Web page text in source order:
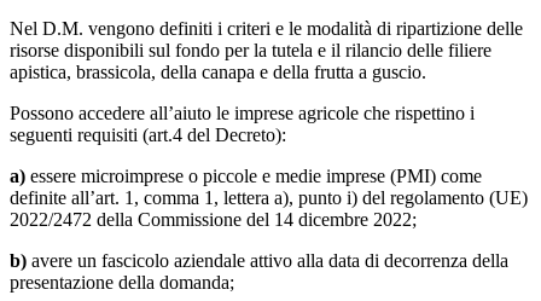
Nel D.M. vengono definiti i criteri e le modalità di ripartizione delle
risorse disponibili sul fondo per la tutela e il rilancio delle filiere
apistica, brassicola, della canapa e della frutta a guscio.
Possono accedere all’aiuto le imprese agricole che rispettino i
seguenti requisiti (art.4 del Decreto):
a) essere microimprese o piccole e medie imprese (PMI) come
definite all’art. 1, comma 1, lettera a), punto i) del regolamento (UE)
2022/2472 della Commissione del 14 dicembre 2022;
b) avere un fascicolo aziendale attivo alla data di decorrenza della
presentazione della domanda;